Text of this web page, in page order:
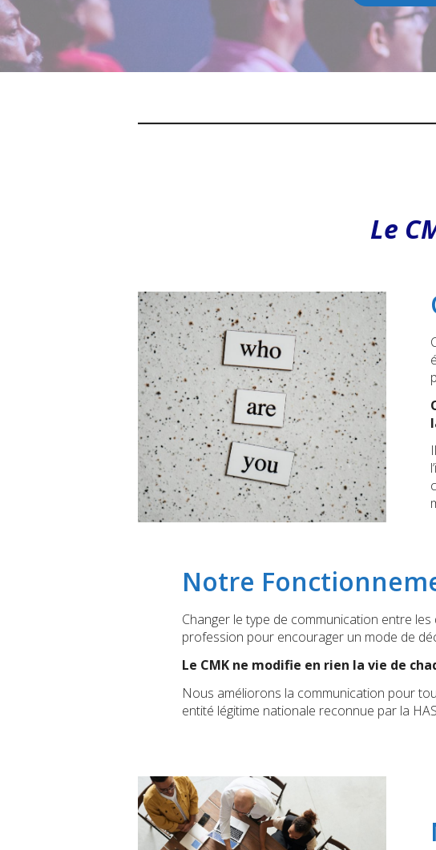
Le
Notre
Changer le type de communication entre
profession pour encourager un mode de
Le CMK ne modifie en rien la vie de
Nous améliorons la communication pour
entité légitime nationale reconnue par la HAS